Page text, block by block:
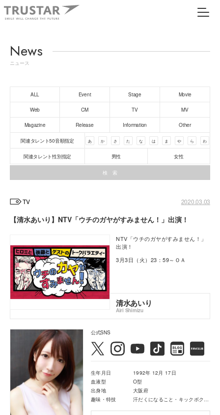
News
ニュース
ALL Event Stage Movie
Web CM TV MV
Magazine Release Information Other
関連タレント50音順指定 あ か さ た な は ま や ら わ
関連タレント性別指定 男性 女性
TV 2020.03.03
【清水あいり】NTV「ウチのガヤがすみません！」出演！
NTV「ウチのガヤがすみません！」
出演！
3月3日（火）23：59～ＯＡ
清水あいり
Airi Shimizu
公式SNS
生年月日
1992年 12月 17日
血液型
O型
出身地
大阪府
趣味・特技
汗だくになること・キックボクシング・映画鑑賞・音楽鑑賞